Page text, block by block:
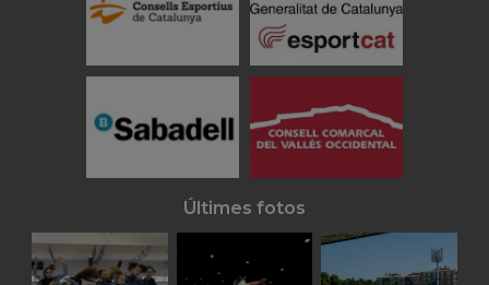
Últimes fotos